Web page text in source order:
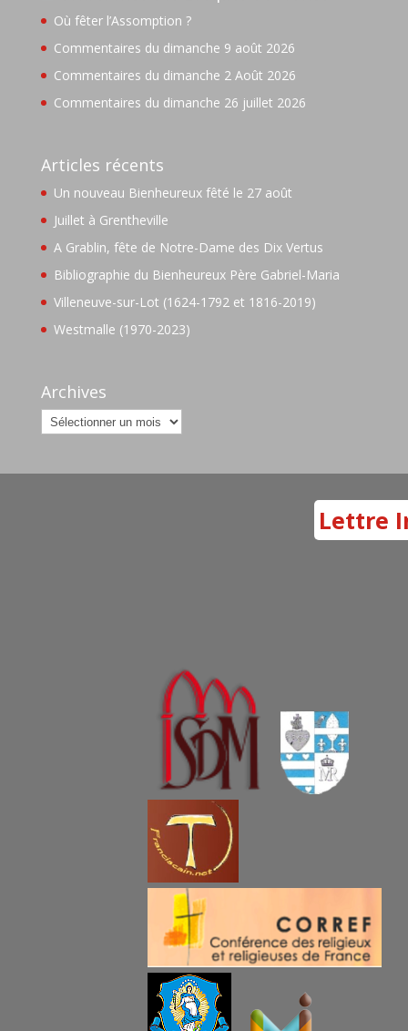
Où fêter l’Assomption ?
Commentaires du dimanche 9 août 2026
Commentaires du dimanche 2 Août 2026
Commentaires du dimanche 26 juillet 2026
Articles récents
Un nouveau Bienheureux fêté le 27 août
Juillet à Grentheville
A Grablin, fête de Notre-Dame des Dix Vertus
Bibliographie du Bienheureux Père Gabriel-Maria
Villeneuve-sur-Lot (1624-1792 et 1816-2019)
Westmalle (1970-2023)
Archives
Archives
Lettre